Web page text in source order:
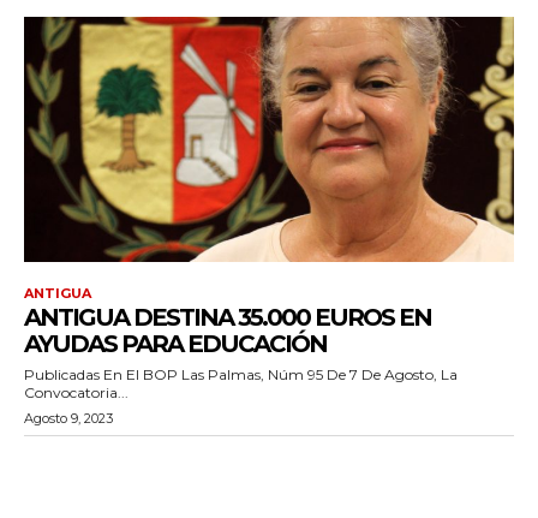
ANTIGUA
ANTIGUA DESTINA 35.000 EUROS EN
AYUDAS PARA EDUCACIÓN
Publicadas En El BOP Las Palmas, Núm 95 De 7 De Agosto, La
Convocatoria...
Agosto 9, 2023